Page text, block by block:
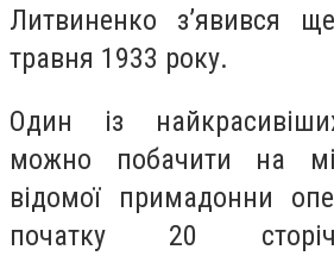
Литвиненко зʼявився
травня 1933 року.
Один із
можно побачити на
відомої примадонни
початку 20